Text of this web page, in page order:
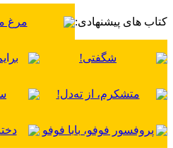
کتاب های پیشنهادی: مرغ
شگفتی!
متشکرم، از ته‌دل!
پروفسور فوفو، بابا فوفو